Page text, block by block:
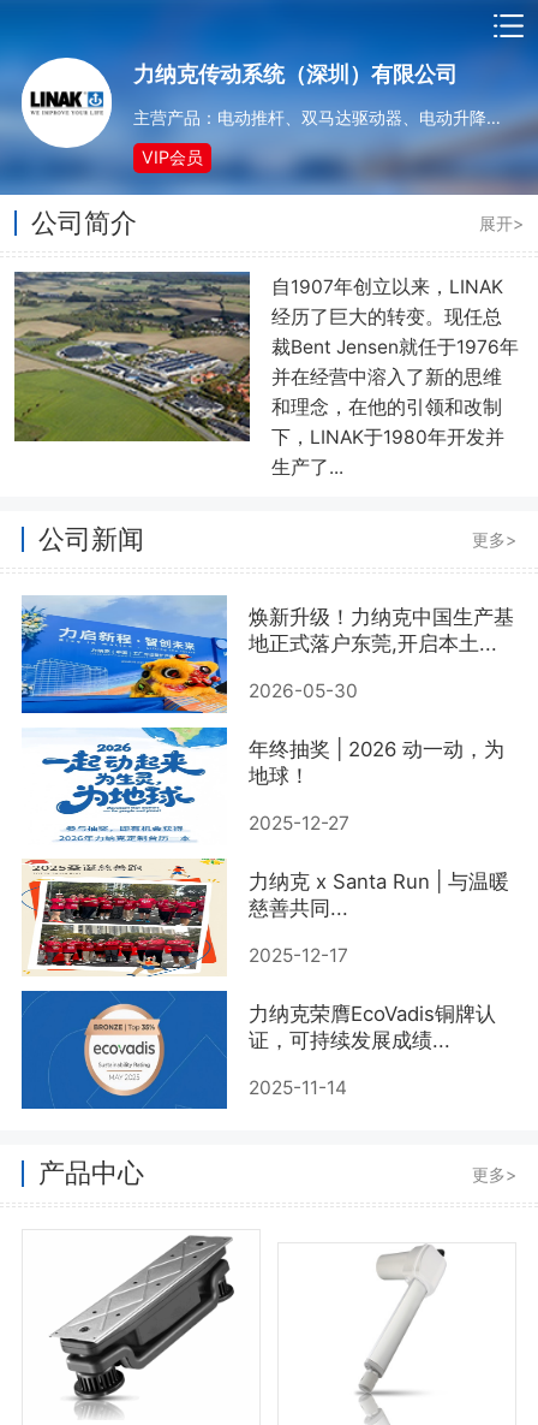
力纳克传动系统（深圳）有限公司
主营产品：电动推杆、双马达驱动器、电动升降柱、控制器、电动执行机构
VIP会员
公司简介 展开>
自1907年创立以来，LINAK
经历了巨大的转变。现任总
裁Bent Jensen就任于1976年
并在经营中溶入了新的思维
和理念，在他的引领和改制
下，LINAK于1980年开发并
生产了...
公司新闻 更多>
焕新升级！力纳克中国生产基
地正式落户东莞,开启本土...
2026-05-30
年终抽奖 | 2026 动一动，为
地球！
2025-12-27
力纳克 x Santa Run | 与温暖
慈善共同...
2025-12-17
力纳克荣膺EcoVadis铜牌认
证，可持续发展成绩...
2025-11-14
产品中心 更多>